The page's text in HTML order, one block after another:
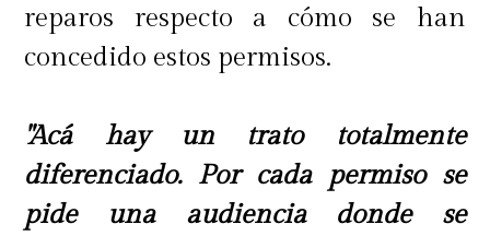
reparos respecto a cómo se han
concedido estos permisos.
"Acá hay un trato totalmente
diferenciado. Por cada permiso se
pide una audiencia donde se